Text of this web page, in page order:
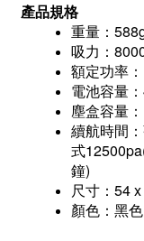
產品規格
重量：
吸力：
額定功率
電池容量
塵盒容量
續航時間
式
鐘)
尺寸：54
顏色：黑色